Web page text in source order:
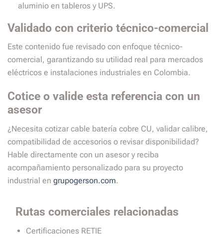
aluminio en tableros y UPS.
Validado con criterio técnico-comercial
Este contenido fue revisado con enfoque técnico-
comercial, garantizando su utilidad real para mercados
eléctricos e instalaciones industriales en Colombia.
Cotice o valide esta referencia con un
asesor
¿Necesita cotizar cable batería cobre CU, validar calibre,
compatibilidad de accesorios o revisar disponibilidad?
Hable directamente con un asesor y reciba
acompañamiento personalizado para su proyecto
industrial en grupogerson.com.
Rutas comerciales relacionadas
Certificaciones RETIE